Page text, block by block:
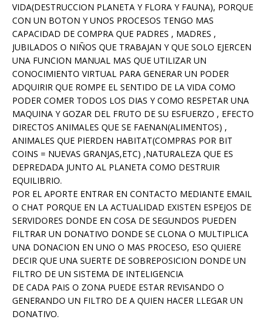
VIDA(DESTRUCCION PLANETA Y FLORA Y FAUNA), PORQUE
CON UN BOTON Y UNOS PROCESOS TENGO MAS
CAPACIDAD DE COMPRA QUE PADRES , MADRES ,
JUBILADOS O NIÑOS QUE TRABAJAN Y QUE SOLO EJERCEN
UNA FUNCION MANUAL MAS QUE UTILIZAR UN
CONOCIMIENTO VIRTUAL PARA GENERAR UN PODER
ADQUIRIR QUE ROMPE EL SENTIDO DE LA VIDA COMO
PODER COMER TODOS LOS DIAS Y COMO RESPETAR UNA
MAQUINA Y GOZAR DEL FRUTO DE SU ESFUERZO , EFECTO
DIRECTOS ANIMALES QUE SE FAENAN(ALIMENTOS) ,
ANIMALES QUE PIERDEN HABITAT(COMPRAS POR BIT
COINS = NUEVAS GRANJAS,ETC) ,NATURALEZA QUE ES
DEPREDADA JUNTO AL PLANETA COMO DESTRUIR
EQUILIBRIO.
POR EL APORTE ENTRAR EN CONTACTO MEDIANTE EMAIL
O CHAT PORQUE EN LA ACTUALIDAD EXISTEN ESPEJOS DE
SERVIDORES DONDE EN COSA DE SEGUNDOS PUEDEN
FILTRAR UN DONATIVO DONDE SE CLONA O MULTIPLICA
UNA DONACION EN UNO O MAS PROCESO, ESO QUIERE
DECIR QUE UNA SUERTE DE SOBREPOSICION DONDE UN
FILTRO DE UN SISTEMA DE INTELIGENCIA
DE CADA PAIS O ZONA PUEDE ESTAR REVISANDO O
GENERANDO UN FILTRO DE A QUIEN HACER LLEGAR UN
DONATIVO.